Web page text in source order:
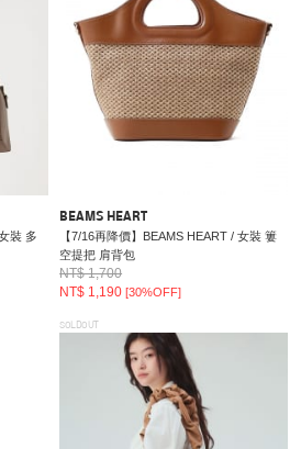
裝 多
BEAMS HEART
【7/16再降價】BEAMS HEART / 女裝 簍
空提把 肩背包
NT$ 1,700
NT$ 1,190[30%OFF]
SOLDOUT